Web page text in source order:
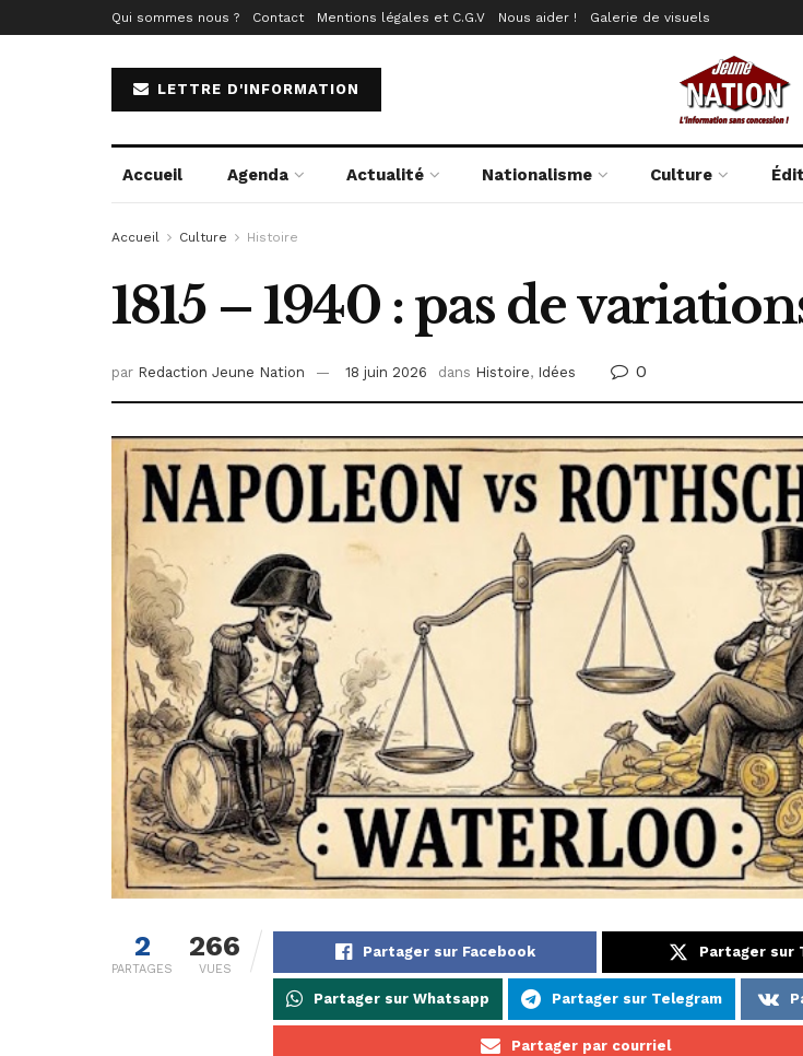
Qui sommes nous ? Contact Mentions légales et C.G.V Nous aider ! Galerie de visuels
LETTRE D'INFORMATION
Accueil Agenda Actualité Nationalisme Culture
Accueil Culture Histoire
1815 – 1940 : pas de
par Redaction Jeune Nation 18 juin 2026 dans Histoire, Idées 0
2
PARTAGES
266
VUES
Partager sur Facebook Partager
Partager sur Whatsapp Partager sur Telegram
Partager par courriel